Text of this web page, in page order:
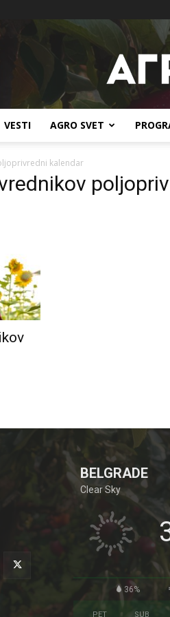
VESTI AGRO SVET
kalendar
BELGRADE
Clear Sky
36%
PET SUB